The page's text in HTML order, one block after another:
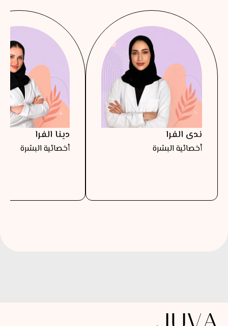
ندى الفرا
أخصائية البشرة
دينا الفرا
أخصائية البشرة